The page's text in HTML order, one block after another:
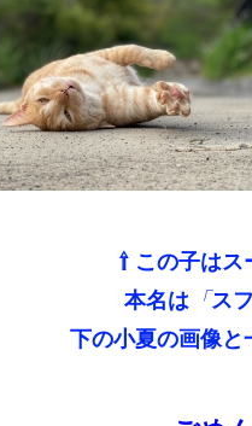
⇧ この子はス
本名は 「 ス
下の小夏の画像と